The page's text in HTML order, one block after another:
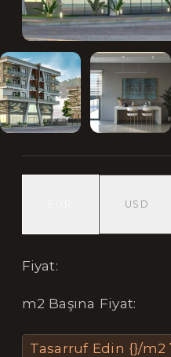
USD
Fiyat:
m2 Başına Fiyat:
Tasarruf Edin {}/m2